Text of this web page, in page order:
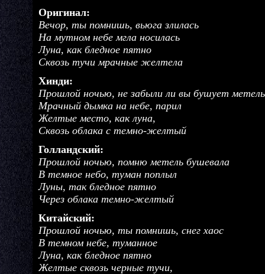
Оригинал:
Вечор, ты помнишь, вьюга злилась
На мутном небе мгла носилась
Луна, как бледное пятно
Сквозь тучи мрачные желтела
Хинди:
Прошлой ночью, не забыли ли вы бушует метель
Мрачный дымка на небе, парил
Желтые место, как луна,
Сквозь облака с темно-желтый
Голландский:
Прошлой ночью, помню метель бушевала
В темное небо, туман поплыл
Луны, так бледное пятно
Через облака темно-желтый
Китайский:
Прошлой ночью, ты помнишь, снег хаос
В темном небе, туманное
Луна, как бледное пятно
Желтые сквозь черные тучи,